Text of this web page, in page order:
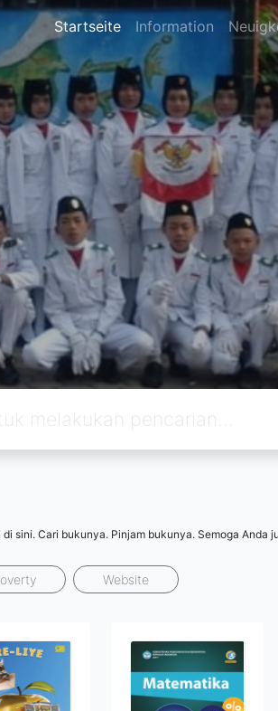
Startseite Information
sini. Cari bukunya. Pinjam bukunya. Semoga Anda
Website